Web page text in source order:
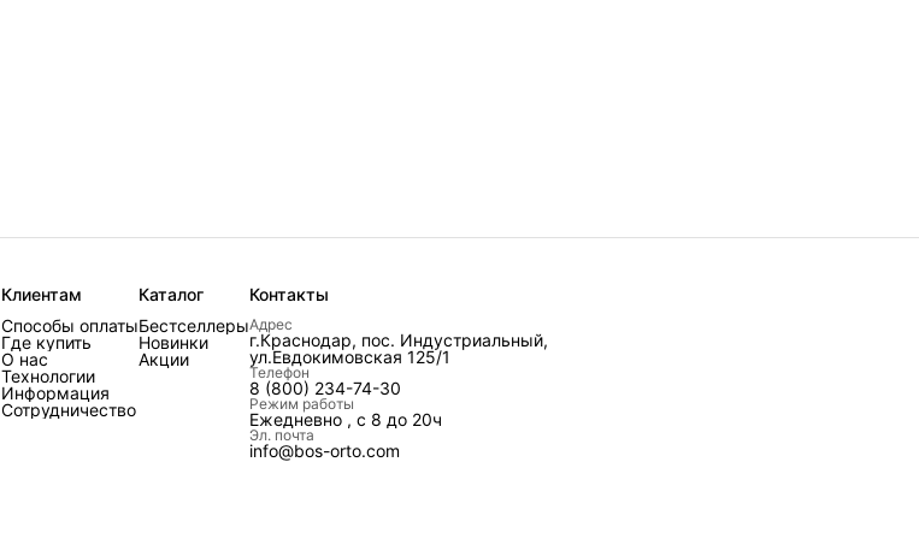
Клиентам
Способы оплаты
Где купить
О нас
Технологии
Информация
Сотрудничество
Каталог
Бестселлеры
Новинки
Акции
Контакты
Адрес
г.Краснодар, пос. Индустриальный,
ул.Евдокимовская 125/1
Телефон
8 (800) 234-74-30
Режим работы
Ежедневно , с 8 до 20ч
Эл. почта
info@bos-orto.com